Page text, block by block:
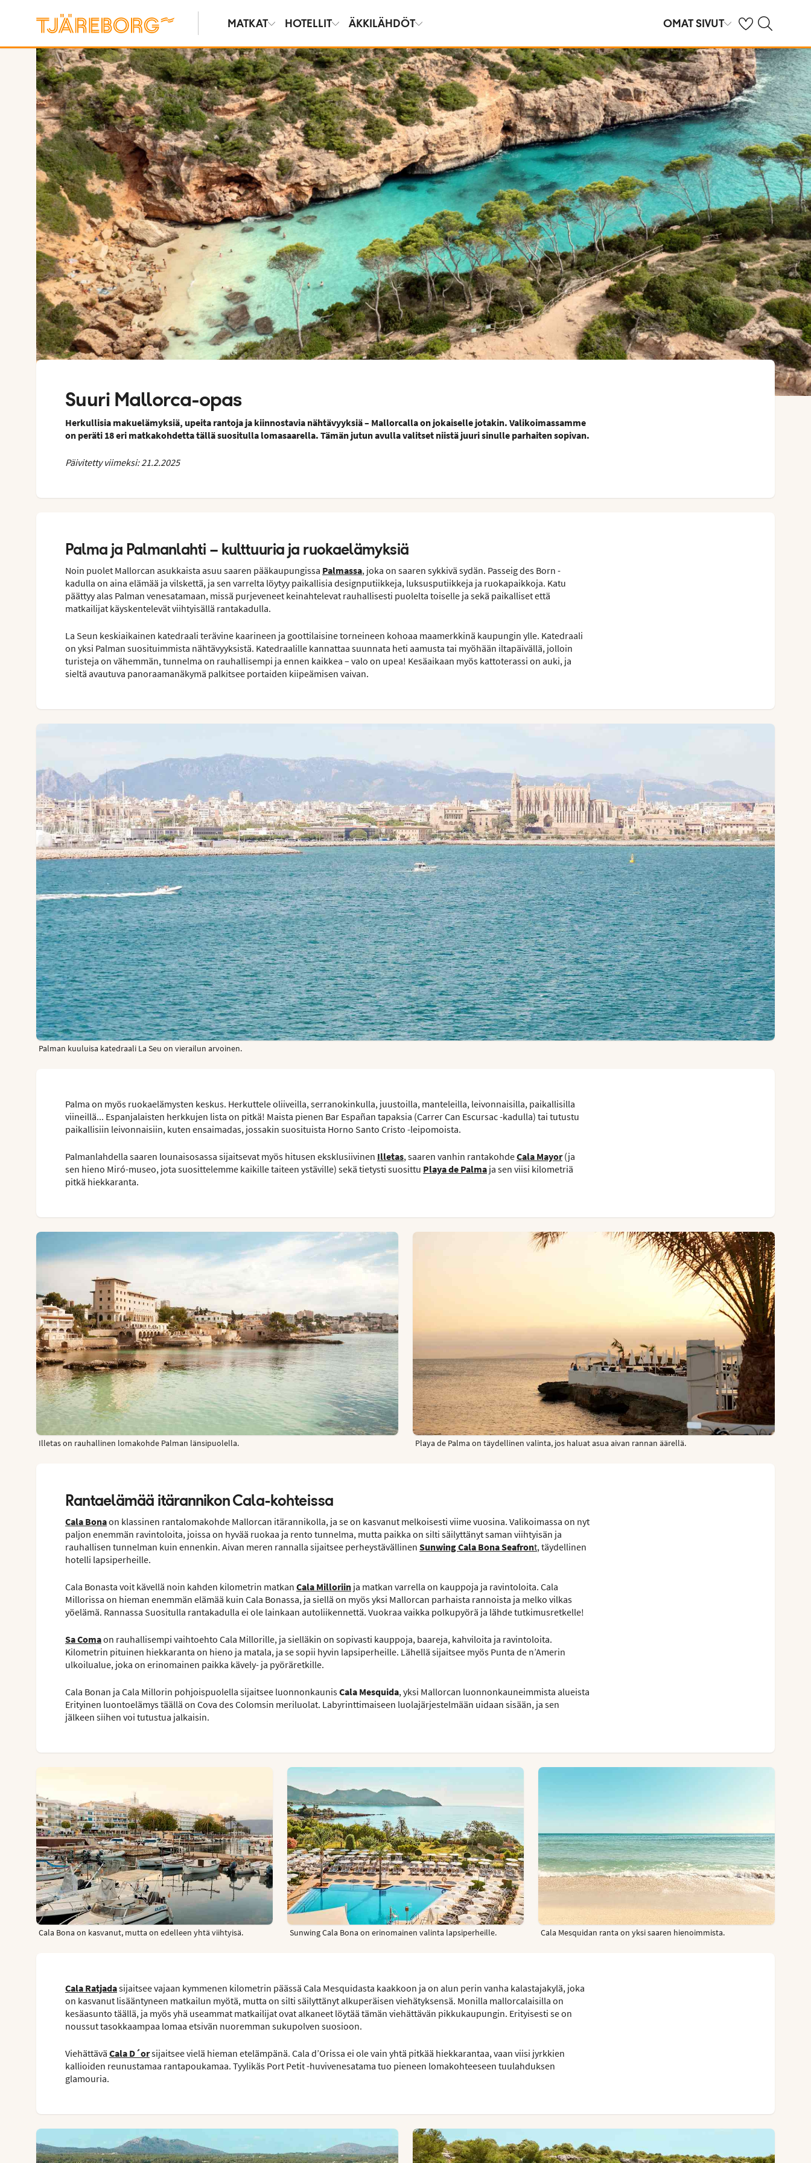
MATKAT HOTELLIT ÄKKILÄHDÖT OMAT SIVUT OmatHaku
Suuri Mallorca-opas
Herkullisia makuelämyksiä, upeita rantoja ja kiinnostavia nähtävyyksiä – Mallorcalla on jokaiselle jotakin. Valikoimassamme
on peräti 18 eri matkakohdetta tällä suositulla lomasaarella. Tämän jutun avulla valitset niistä juuri sinulle parhaiten sopivan.
Päivitetty viimeksi: 21.2.2025
Palma ja Palmanlahti – kulttuuria ja ruokaelämyksiä
Noin puolet Mallorcan asukkaista asuu saaren pääkaupungissa Palmassa, joka on saaren sykkivä sydän. Passeig des Born -
kadulla on aina elämää ja vilskettä, ja sen varrelta löytyy paikallisia designputiikkeja, luksusputiikkeja ja ruokapaikkoja. Katu
päättyy alas Palman venesatamaan, missä purjeveneet keinahtelevat rauhallisesti puolelta toiselle ja sekä paikalliset että
matkailijat käyskentelevät viihtyisällä rantakadulla.
La Seun keskiaikainen katedraali terävine kaarineen ja goottilaisine torneineen kohoaa maamerkkinä kaupungin ylle. Katedraali
on yksi Palman suosituimmista nähtävyyksistä. Katedraalille kannattaa suunnata heti aamusta tai myöhään iltapäivällä, jolloin
turisteja on vähemmän, tunnelma on rauhallisempi ja ennen kaikkea – valo on upea! Kesäaikaan myös kattoterassi on auki, ja
sieltä avautuva panoraamanäkymä palkitsee portaiden kiipeämisen vaivan.
Palman kuuluisa katedraali La Seu on vierailun arvoinen.
Palma on myös ruokaelämysten keskus. Herkuttele oliiveilla, serranokinkulla, juustoilla, manteleilla, leivonnaisilla, paikallisilla
viineillä... Espanjalaisten herkkujen lista on pitkä! Maista pienen Bar Españan tapaksia (Carrer Can Escursac -kadulla) tai tutustu
paikallisiin leivonnaisiin, kuten ensaimadas, jossakin suosituista Horno Santo Cristo -leipomoista.
Palmanlahdella saaren lounaisosassa sijaitsevat myös hitusen eksklusiivinen Illetas, saaren vanhin rantakohdeCala Mayor(ja
sen hieno Miró-museo, jota suosittelemme kaikille taiteen ystäville) sekä tietysti suosittu Playa de Palma ja sen viisi kilometriä
pitkä hiekkaranta.
Illetas on rauhallinen lomakohde Palman länsipuolella. Playa de Palma on täydellinen valinta, jos haluat asua aivan rannan äärellä.
Rantaelämää itärannikon Cala-kohteissa
Cala Bonaon klassinen rantalomakohde Mallorcan itärannikolla, ja se on kasvanut melkoisesti viime vuosina. Valikoimassa on nyt
paljon enemmän ravintoloita, joissa on hyvää ruokaa ja rento tunnelma, mutta paikka on silti säilyttänyt saman viihtyisän ja
rauhallisen tunnelman kuin ennenkin. Aivan meren rannalla sijaitsee perheystävällinen Sunwing Cala Bona Seafront, täydellinen
hotelli lapsiperheille.
Cala Bonasta voit kävellä noin kahden kilometrin matkan Cala Milloriin ja matkan varrella on kauppoja ja ravintoloita. Cala
Millorissa on hieman enemmän elämää kuin Cala Bonassa, ja siellä on myös yksi Mallorcan parhaista rannoista ja melko vilkas
yöelämä. Rannassa Suositulla rantakadulla ei ole lainkaan autoliikennettä. Vuokraa vaikka polkupyörä ja lähde tutkimusretkelle!
Sa Comaon rauhallisempi vaihtoehto Cala Millorille, ja sielläkin on sopivasti kauppoja, baareja, kahviloita ja ravintoloita.
Kilometrin pituinen hiekkaranta on hieno ja matala, ja se sopii hyvin lapsiperheille. Lähellä sijaitsee myös Punta de n’Amerin
ulkoilualue, joka on erinomainen paikka kävely- ja pyöräretkille.
Cala Bonan ja Cala Millorin pohjoispuolella sijaitsee luonnonkaunisCala Mesquida, yksi Mallorcan luonnonkauneimmista alueista
Erityinen luontoelämys täällä on Cova des Colomsin meriluolat. Labyrinttimaiseen luolajärjestelmään uidaan sisään, ja sen
jälkeen siihen voi tutustua jalkaisin.
Cala Bona on kasvanut, mutta on edelleen yhtä viihtyisä. Sunwing Cala Bona on erinomainen valinta lapsiperheille. Cala Mesquidan ranta on yksi saaren hienoimmista.
Cala Ratjadasijaitsee vajaan kymmenen kilometrin päässä Cala Mesquidasta kaakkoon ja on alun perin vanha kalastajakylä, joka
on kasvanut lisääntyneen matkailun myötä, mutta on silti säilyttänyt alkuperäisen viehätyksensä. Monilla mallorcalaisilla on
kesäasunto täällä, ja myös yhä useammat matkailijat ovat alkaneet löytää tämän viehättävän pikkukaupungin. Erityisesti se on
noussut tasokkaampaa lomaa etsivän nuoremman sukupolven suosioon.
Viehättävä Cala D´orsijaitsee vielä hieman etelämpänä. Cala d’Orissa ei ole vain yhtä pitkää hiekkarantaa, vaan viisi jyrkkien
kallioiden reunustamaa rantapoukamaa. Tyylikäs Port Petit -huvivenesatama tuo pieneen lomakohteeseen tuulahduksen
glamouria.